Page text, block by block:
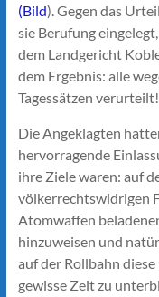
(Bild). Gegen das
sie Berufung
dem Landgericht
dem Ergebnis: alle
Tagessätzen verurteilt!
Die Angeklagten
hervorragende
ihre Ziele waren: auf
völkerrechtswidrigen
Atomwaffen
hinzuweisen und
auf der Rollbahn
gewisse Zeit zu